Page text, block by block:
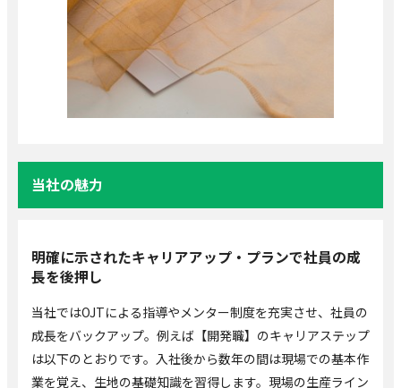
当社の魅力
明確に示されたキャリアアップ・プランで社員の成
長を後押し
当社ではOJTによる指導やメンター制度を充実させ、社員の
成長をバックアップ。例えば【開発職】のキャリアステップ
は以下のとおりです。入社後から数年の間は現場での基本作
業を覚え、生地の基礎知識を習得します。現場の生産ライン